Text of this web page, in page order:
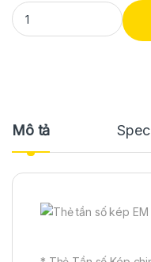
Thẻ tần số kép EM + UHF
Mô tả